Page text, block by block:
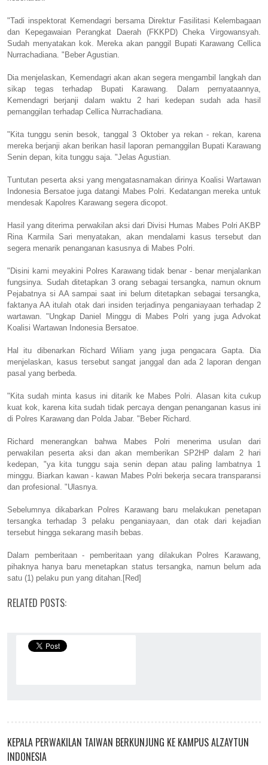
"Tadi inspektorat Kemendagri bersama Direktur Fasilitasi Kelembagaan
dan Kepegawaian Perangkat Daerah (FKKPD) Cheka Virgowansyah.
Sudah menyatakan kok. Mereka akan panggil Bupati Karawang Cellica
Nurrachadiana. "Beber Agustian.
Dia menjelaskan, Kemendagri akan akan segera mengambil langkah dan
sikap tegas terhadap Bupati Karawang. Dalam pernyataannya,
Kemendagri berjanji dalam waktu 2 hari kedepan sudah ada hasil
pemanggilan terhadap Cellica Nurrachadiana.
"Kita tunggu senin besok, tanggal 3 Oktober ya rekan - rekan, karena
mereka berjanji akan berikan hasil laporan pemanggilan Bupati Karawang
Senin depan, kita tunggu saja. "Jelas Agustian.
Tuntutan peserta aksi yang mengatasnamakan dirinya Koalisi Wartawan
Indonesia Bersatoe juga datangi Mabes Polri. Kedatangan mereka untuk
mendesak Kapolres Karawang segera dicopot.
Hasil yang diterima perwakilan aksi dari Divisi Humas Mabes Polri AKBP
Rina Karmila Sari menyatakan, akan mendalami kasus tersebut dan
segera menarik penanganan kasusnya di Mabes Polri.
"Disini kami meyakini Polres Karawang tidak benar - benar menjalankan
fungsinya. Sudah ditetapkan 3 orang sebagai tersangka, namun oknum
Pejabatnya si AA sampai saat ini belum ditetapkan sebagai tersangka,
faktanya AA itulah otak dari insiden terjadinya penganiayaan terhadap 2
wartawan. "Ungkap Daniel Minggu di Mabes Polri yang juga Advokat
Koalisi Wartawan Indonesia Bersatoe.
Hal itu dibenarkan Richard Wiliam yang juga pengacara Gapta. Dia
menjelaskan, kasus tersebut sangat janggal dan ada 2 laporan dengan
pasal yang berbeda.
"Kita sudah minta kasus ini ditarik ke Mabes Polri. Alasan kita cukup
kuat kok, karena kita sudah tidak percaya dengan penanganan kasus ini
di Polres Karawang dan Polda Jabar. "Beber Richard.
Richard menerangkan bahwa Mabes Polri menerima usulan dari
perwakilan peserta aksi dan akan memberikan SP2HP dalam 2 hari
kedepan, "ya kita tunggu saja senin depan atau paling lambatnya 1
minggu. Biarkan kawan - kawan Mabes Polri bekerja secara transparansi
dan profesional. "Ulasnya.
Sebelumnya dikabarkan Polres Karawang baru melakukan penetapan
tersangka terhadap 3 pelaku penganiayaan, dan otak dari kejadian
tersebut hingga sekarang masih bebas.
Dalam pemberitaan - pemberitaan yang dilakukan Polres Karawang,
pihaknya hanya baru menetapkan status tersangka, namun belum ada
satu (1) pelaku pun yang ditahan.[Red]
RELATED POSTS:
KEPALA PERWAKILAN TAIWAN BERKUNJUNG KE KAMPUS ALZAYTUN
INDONESIA